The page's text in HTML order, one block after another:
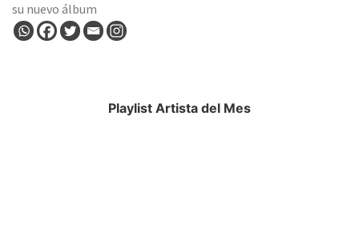
su nuevo álbum
Playlist Artista del Mes